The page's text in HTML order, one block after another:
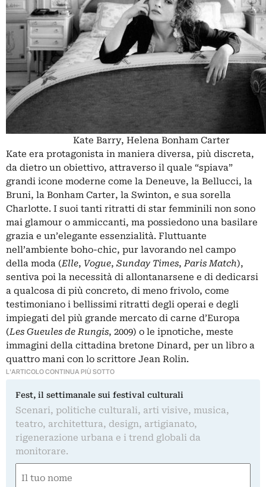
Kate Barry, Helena Bonham Carter
Kate era protagonista in maniera diversa, più discreta,
da dietro un obiettivo, attraverso il quale “spiava”
grandi icone moderne come la Deneuve, la Bellucci, la
Bruni, la Bonham Carter, la Swinton, e sua sorella
Charlotte. I suoi tanti ritratti di star femminili non sono
mai glamour o ammiccanti, ma possiedono una basilare
grazia e un’elegante essenzialità. Fluttuante
nell’ambiente boho-chic, pur lavorando nel campo
della moda (Elle, Vogue, Sunday Times,Paris Match),
sentiva poi la necessità di allontanarsene e di dedicarsi
a qualcosa di più concreto, di meno frivolo, come
testimoniano i bellissimi ritratti degli operai e degli
impiegati del più grande mercato di carne d’Europa
(Les Gueules de Rungis, 2009) o le ipnotiche, meste
immagini della cittadina bretone Dinard, per un libro a
quattro mani con lo scrittore Jean Rolin.
L'ARTICOLO CONTINUA PIÙ SOTTO
Fest, il settimanale sui festival culturali
Scenari, politiche culturali, arti visive, musica,
teatro, architettura, design, artigianato,
rigenerazione urbana e i trend globali da
monitorare.
(Required)